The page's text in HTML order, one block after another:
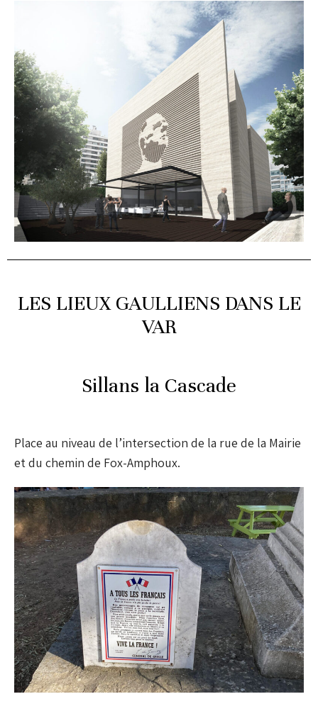
LES LIEUX GAULLIENS DANS LE
VAR
Sillans la Cascade
Place au niveau de l’intersection de la rue de la Mairie
et du chemin de Fox-Amphoux.